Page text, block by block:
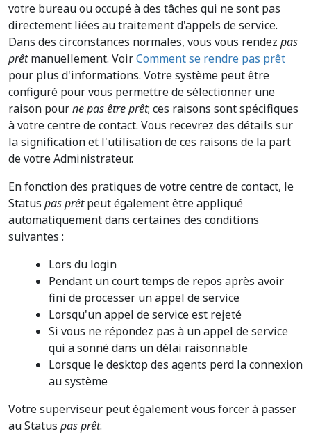
votre bureau ou occupé à des tâches qui ne sont pas
directement liées au traitement d'appels de service.
Dans des circonstances normales, vous vous rendez pas
prêtmanuellement. VoirComment se rendre pas prêt
pour plus d'informations. Votre système peut être
configuré pour vous permettre de sélectionner une
raison pourne pas être prêt; ces raisons sont spécifiques
à votre centre de contact. Vous recevrez des détails sur
la signification et l'utilisation de ces raisons de la part
de votre Administrateur.
En fonction des pratiques de votre centre de contact, le
Status pas prêtpeut également être appliqué
automatiquement dans certaines des conditions
suivantes :
Lors du login
Pendant un court temps de repos après avoir
fini de processer un appel de service
Lorsqu'un appel de service est rejeté
Si vous ne répondez pas à un appel de service
qui a sonné dans un délai raisonnable
Lorsque le desktop des agents perd la connexion
au système
Votre superviseur peut également vous forcer à passer
au Status pas prêt.